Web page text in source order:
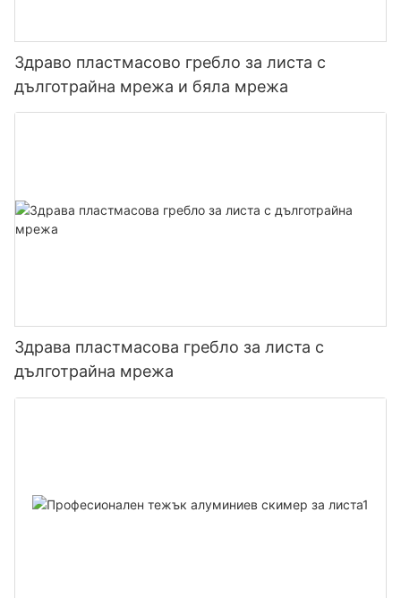
Здраво пластмасово гребло за листа с
дълготрайна мрежа и бяла мрежа
Здрава пластмасова гребло за листа с
дълготрайна мрежа